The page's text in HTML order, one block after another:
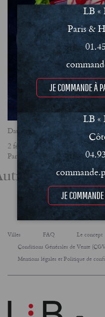
Date
2 février 2018
Partager
actualités
Villes FAQ Le concept
Conditions Générales de Vente
Mentions légales et Politique de
LB «
Paris &
JE COMMANDE À
LB «
JE